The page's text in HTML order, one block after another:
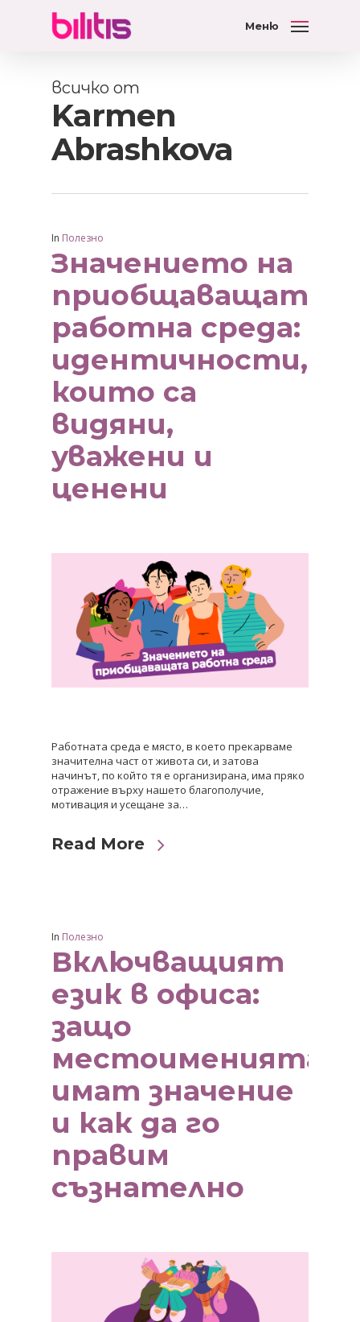
Меню
всичко от
Karmen
Abrashkova
In Полезно
Значението на
приобщаващата
работна среда:
идентичности,
които са
видяни,
уважени и
ценени
Работната среда е място, в което прекарваме
значителна част от живота си, и затова
начинът, по който тя е организирана, има пряко
отражение върху нашето благополучие,
мотивация и усещане за…
Read More
In Полезно
Включващият
език в офиса:
защо
местоименията
имат значение
и как да го
правим
съзнателно